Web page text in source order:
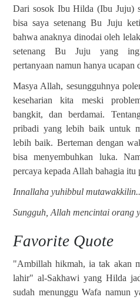
Dari sosok Ibu Hilda (Ibu Juju)
bisa saya setenang Bu Juju
bahwa anaknya dinodai oleh
setenang Bu Juju yang
pertanyaan namun hanya
Masya Allah, sesungguhnya
keseharian kita meski
bangkit, dan berdamai.
pribadi yang lebih baik untuk
lebih baik. Berteman dengan
bisa menyembuhkan luka.
percaya kepada Allah bahagia itu
Innallaha yuhibbul
Sungguh, Allah mencintai orang
Favorite Quote
"Ambillah hikmah, ia tak akan
lahir" al-Sakhawi yang Hilda
sudah menunggu Wafa namun